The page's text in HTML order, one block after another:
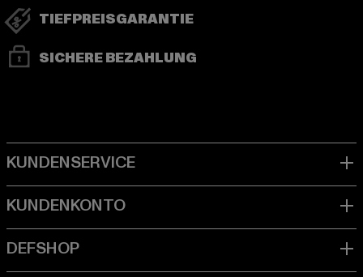
TIEFPREISGARANTIE
SICHERE BEZAHLUNG